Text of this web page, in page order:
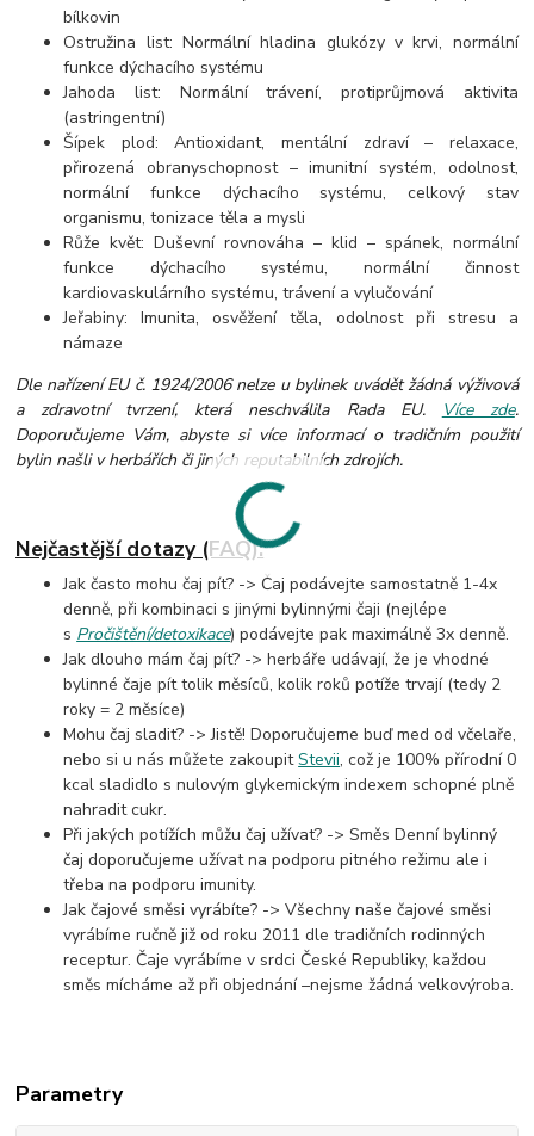
bílkovin
Ostružina list: Normální hladina glukózy v krvi, normální
funkce dýchacího systému
Jahoda list: Normální trávení, protiprůjmová aktivita
(astringentní)
Šípek plod: Antioxidant, mentální zdraví – relaxace,
přirozená obranyschopnost – imunitní systém, odolnost,
normální funkce dýchacího systému,celkový stav
organismu, tonizace těla a mysli
Růže květ: Duševní rovnováha – klid – spánek, normální
funkce dýchacího systému, normální činnost
kardiovaskulárního systému, trávení a vylučování
Jeřabiny: Imunita, osvěžení těla, odolnost při stresu a
námaze
Dle nařízení EU č. 1924/2006 nelze u bylinek uvádět žádná výživová
a zdravotní tvrzení, která neschválila Rada EU.
Více zde.
Doporučujeme Vám, abyste si více informací o tradičním použití
bylin našli v herbářích či jiných reputabilních zdrojích.
Nejčastější dotazy (FAQ):
Jak často mohu čaj pít? -> Čaj podávejte samostatně 1-4x
denně, při kombinaci s jinými bylinnými čaji (nejlépe
s Pročištění/detoxikace) podávejte pak maximálně 3x denně.
Jak dlouho mám čaj pít? -> herbáře udávají, že je vhodné
bylinné čaje pít tolik měsíců, kolik roků potíže trvají (tedy 2
roky = 2 měsíce)
Mohu čaj sladit? -> Jistě! Doporučujeme buď med od včelaře,
nebo si u nás můžete zakoupitStevii, což je 100% přírodní 0
kcal sladidlo s nulovým glykemickým indexem schopné plně
nahradit cukr.
Při jakých potížích můžu čaj užívat? -> Směs Denní bylinný
čaj doporučujeme užívat na podporu pitného režimu ale i
třeba na podporu imunity.
Jak čajové směsi vyrábíte? -> Všechny naše čajové směsi
vyrábíme ručně již od roku 2011 dle tradičních rodinných
receptur. Čaje vyrábíme v srdci České Republiky, každou
směs mícháme až při objednání –nejsme žádná velkovýroba.
Parametry